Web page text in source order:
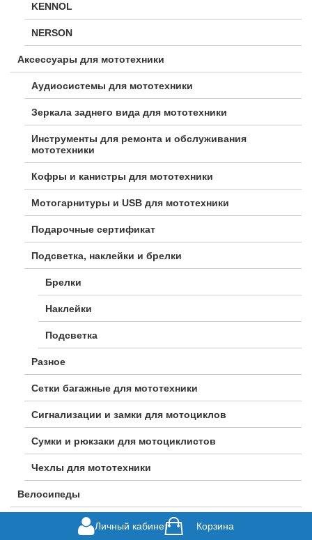
KENNOL
NERSON
Аксессуары для мототехники
Аудиосистемы для мототехники
Зеркала заднего вида для мототехники
Инструменты для ремонта и обслуживания
мототехники
Кофры и канистры для мототехники
Мотогарнитуры и USB для мототехники
Подарочные сертификат
Подсветка, наклейки и брелки
Брелки
Наклейки
Подсветка
Разное
Сетки багажные для мототехники
Сигнализации и замки для мотоциклов
Сумки и рюкзаки для мотоциклистов
Чехлы для мототехники
Велосипеды
Горные велосипедыЛичный кабинет Корзина